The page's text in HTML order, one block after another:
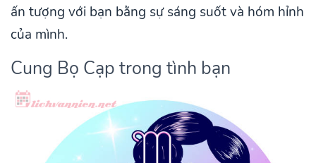
ấn tượng với bạn bằng sự sáng suốt và hóm hỉnh
của mình.
Cung Bọ Cạp trong tình bạn